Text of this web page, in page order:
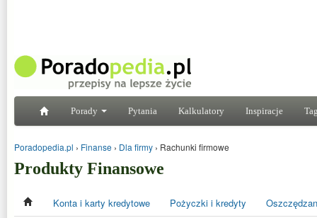
Porady Pytania Kalkulatory Inspiracje
Poradopedia.pl › Finanse › Dla firmy › Rachunki firmowe
Produkty Finansowe
Konta i karty kredytowe Pożyczki i kredyty